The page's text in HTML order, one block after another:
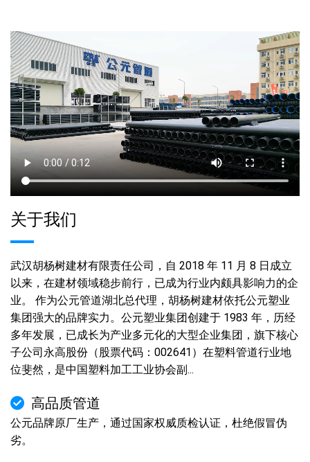
关于我们
武汉胡杨树建材有限责任公司，自 2018 年 11 月 8 日成立
以来，在建材领域稳步前行，已成为行业内颇具影响力的企
业。 作为公元管道湖北总代理，胡杨树建材依托公元塑业
集团强大的品牌实力。公元塑业集团创建于 1983 年，历经
多年发展，已成长为产业多元化的大型企业集团，旗下核心
子公司永高股份（股票代码：002641）在塑料管道行业地
位斐然，是中国塑料加工工业协会副...
高品质管道
公元品牌原厂生产，通过国家权威质检认证，杜绝假冒伪
劣。